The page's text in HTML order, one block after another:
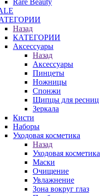
Rare Beauty
Назад
КАТЕГОРИИ
Аксессуары
Назад
Аксессуары
Пинцеты
Ножницы
Спонжи
Щипцы для ресниц
Зеркала
Кисти
Наборы
Уходовая косметика
Назад
Уходовая косметика
Маски
Очищение
Увлажнение
Зона вокруг глаз